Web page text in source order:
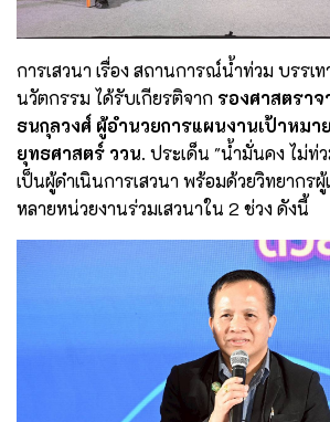
การเสวนา เรื่อง สถานการณ์น้ำท่วม บรรเท
นวัตกรรม ได้รับเกียรติจาก รองศาสตรา
ธนกุลวงศ์ ผู้อำนวยการแผนงานเป้าหม
ยุทธศาสตร์ ววน. ประเด็น "น้ำมั่นคง ไม่ท่
เป็นผู้ดำเนินการเสวนา พร้อมด้วยวิทยากร
หลายหน่วยงานร่วมเสวนาใน 2 ช่วง ดังนี้